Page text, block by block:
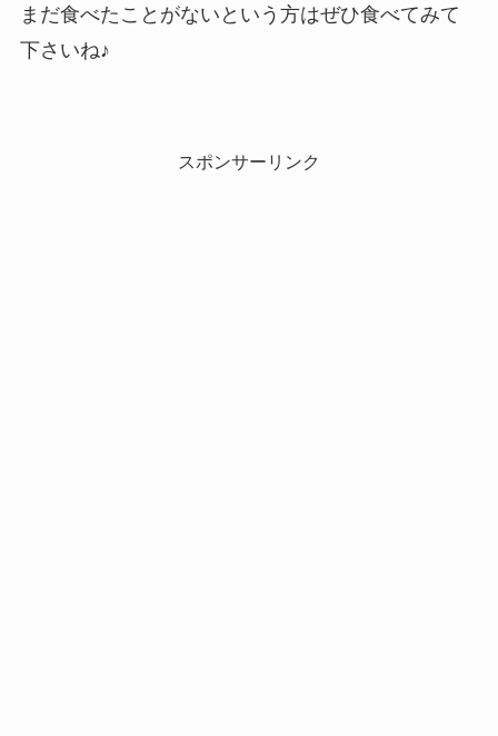
まだ食べたことがないという方はぜひ食べてみて
下さいね♪
スポンサーリンク